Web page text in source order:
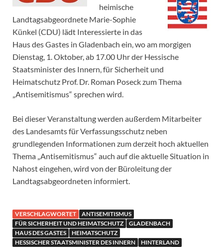
heimische
Landtagsabgeordnete Marie-Sophie
Künkel (CDU) lädt Interessierte in das
Haus des Gastes in Gladenbach ein, wo am morgigen
Dienstag, 1. Oktober, ab 17.00 Uhr der Hessische
Staatsminister des Innern, für Sicherheit und
Heimatschutz Prof. Dr. Roman Poseck zum Thema
„Antisemitismus“ sprechen wird.
Bei dieser Veranstaltung werden außerdem Mitarbeiter
des Landesamts für Verfassungsschutz neben
grundlegenden Informationen zum derzeit hoch aktuellen
Thema „Antisemitismus“ auch auf die aktuelle Situation in
Nahost eingehen, wird von der Büroleitung der
Landtagsabgeordneten informiert.
VERSCHLAGWORTET
ANTISEMITISMUS
FÜR SICHERHEIT UND HEIMATSCHUTZ
GLADENBACH
HAUS DES GASTES
HEIMATSCHUTZ
HESSISCHER STAATSMINISTER DES INNERN
HINTERLAND